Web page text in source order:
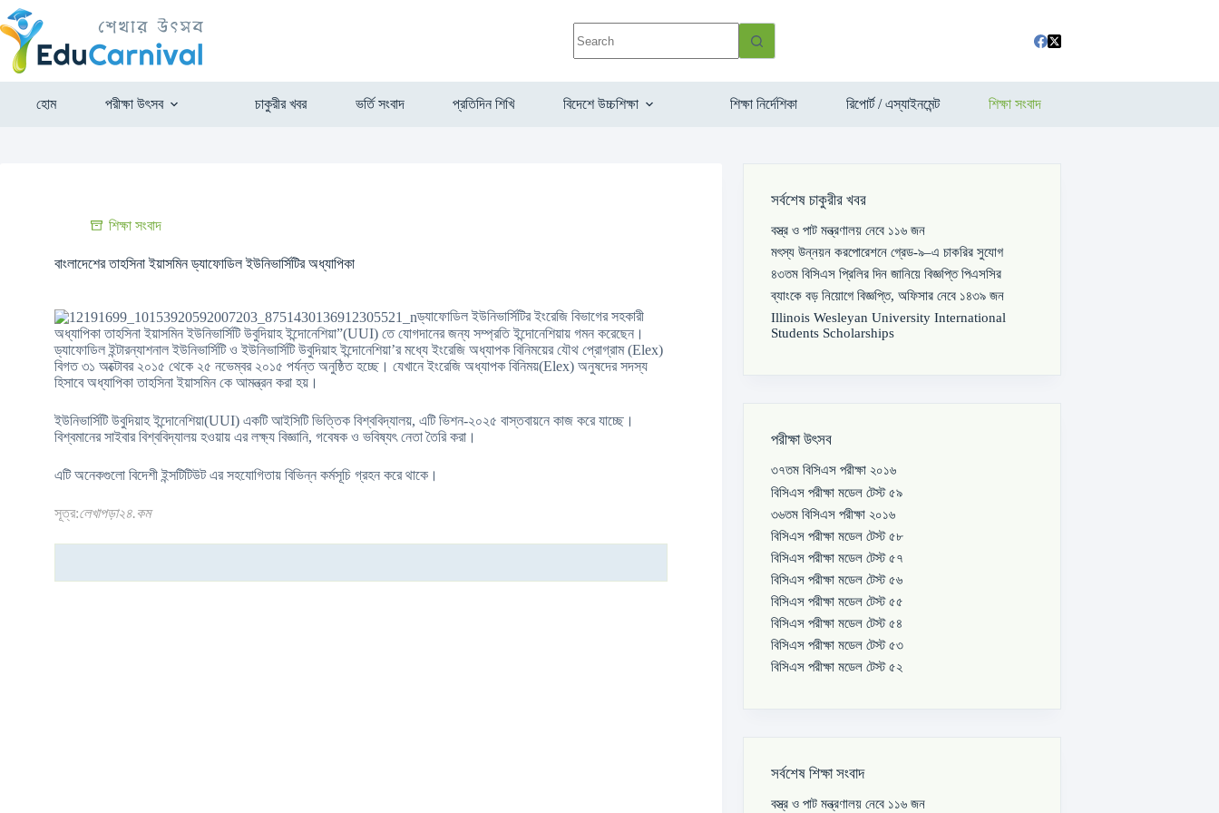
হোম পরীক্ষা উৎসব চাকুরীর খবর ভর্তি সংবাদ প্রতিদিন শিখি বিদেশে উচ্চশিক্ষা শিক্ষা নির্দেশিকা রিপোর্ট / এস্যাইনমেন্ট শিক্ষা সংবাদ
শিক্ষা সংবাদ
বাংলাদেশের তাহসিনা ইয়াসমিন ড্যাফোডিল ইউনিভার্সিটির অধ্যাপিকা
ড্যাফোডিল ইউনিভার্সিটির ইংরেজি বিভাগের সহকারী
অধ্যাপিকা তাহসিনা ইয়াসমিন ইউনিভার্সিটি উবুদিয়াহ ইন্দোনেশিয়া”(UUI) তে যোগদানের জন্য সম্প্রতি ইন্দোনেশিয়ায় গমন করেছেন।
ড্যাফোডিল ইন্টারন্যাশনাল ইউনিভার্সিটি ও ইউনিভার্সিটি উবুদিয়াহ ইন্দোনেশিয়া’র মধ্যে ইংরেজি অধ্যাপক বিনিময়ের যৌথ প্রোগ্রাম (Elex)
বিগত ৩১ অক্টোবর ২০১৫ থেকে ২৫ নভেম্বর ২০১৫ পর্যন্ত অনুষ্ঠিত হচ্ছে। যেখানে ইংরেজি অধ্যাপক বিনিময়(Elex) অনুষদের সদস্য
হিসাবে অধ্যাপিকা তাহসিনা ইয়াসমিন কে আমন্ত্রন করা হয়।
ইউনিভার্সিটি উবুদিয়াহ ইন্দোনেশিয়া(UUI) একটি আইসিটি ভিত্তিক বিশ্ববিদ্যালয়, এটি ভিশন-২০২৫ বাস্তবায়নে কাজ করে যাচ্ছে।
বিশ্বমানের সাইবার বিশ্ববিদ্যালয় হওয়ায় এর লক্ষ্য বিজ্ঞানি, গবেষক ও ভবিষ্যৎ নেতা তৈরি করা।
এটি অনেকগুলো বিদেশী ইন্সটিটিউট এর সহযোগিতায় বিভিন্ন কর্মসূচি গ্রহন করে থাকে।
সূত্র:লেখাপড়া২৪.কম
সর্বশেষ চাকুরীর খবর
বস্ত্র ও পাট মন্ত্রণালয় নেবে ১১৬ জন
মৎস্য উন্নয়ন করপোরেশনে গ্রেড-৯–এ চাকরির সুযোগ
৪৩তম বিসিএস প্রিলির দিন জানিয়ে বিজ্ঞপ্তি পিএসসির
ব্যাংকে বড় নিয়োগে বিজ্ঞপ্তি, অফিসার নেবে ১৪৩৯ জন
Illinois Wesleyan University International
Students Scholarships
পরীক্ষা উৎসব
৩৭তম বিসিএস পরীক্ষা ২০১৬
বিসিএস পরীক্ষা মডেল টেস্ট ৫৯
৩৬তম বিসিএস পরীক্ষা ২০১৬
বিসিএস পরীক্ষা মডেল টেস্ট ৫৮
বিসিএস পরীক্ষা মডেল টেস্ট ৫৭
বিসিএস পরীক্ষা মডেল টেস্ট ৫৬
বিসিএস পরীক্ষা মডেল টেস্ট ৫৫
বিসিএস পরীক্ষা মডেল টেস্ট ৫৪
বিসিএস পরীক্ষা মডেল টেস্ট ৫৩
বিসিএস পরীক্ষা মডেল টেস্ট ৫২
সর্বশেষ শিক্ষা সংবাদ
বস্ত্র ও পাট মন্ত্রণালয় নেবে ১১৬ জন